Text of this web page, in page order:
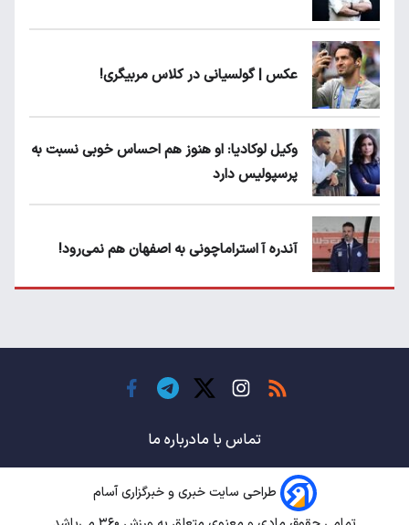
عکس | گولسیانی در کلاس مربیگری!
وکیل لوکادیا: او هنوز هم احساس خوبی نسبت به
پرسپولیس دارد
آندره آ استراماچونی به اصفهان هم نمی‌رود!
حسن روی هوا!
باشگاه های جهان
سروش رفیعی مقابل الریان فیکس است؟
تماس با مادرباره ما
طراحی سایت خبری و خبرگزاری آسام